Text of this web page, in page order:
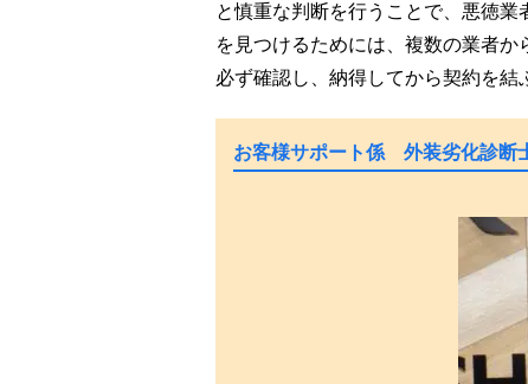
と慎重な判断を行うことで、悪徳
を見つけるためには、複数の業者
必ず確認し、納得してから契約を結
お客様サポート係 外装劣化診